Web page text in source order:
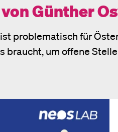
Günther
problematisch für
braucht, um offene